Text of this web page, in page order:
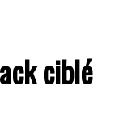
ciblé